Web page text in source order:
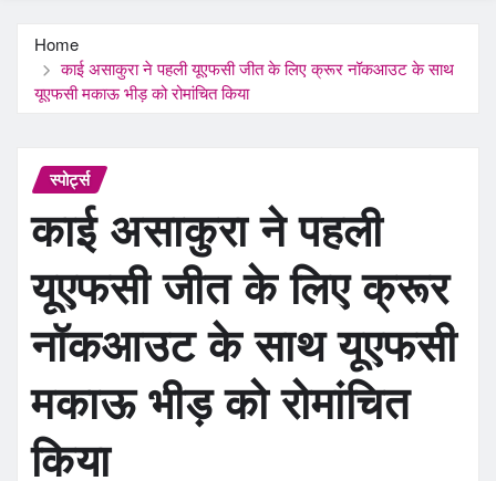
Home
काई असाकुरा ने पहली यूएफसी जीत के लिए क्रूर नॉकआउट के साथ
यूएफसी मकाऊ भीड़ को रोमांचित किया
स्पोर्ट्स
काई असाकुरा ने पहली
यूएफसी जीत के लिए क्रूर
नॉकआउट के साथ यूएफसी
मकाऊ भीड़ को रोमांचित
किया